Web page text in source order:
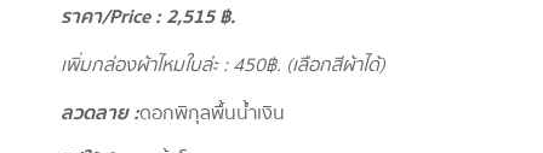
ราคา/Price : 2,515฿.
เพิ่มกล่องผ้าไหมใบล่ะ : 450฿. (เลือกสีผ้าได้)
ลวดลาย :ดอกพิกุลพื้นน้ำเงิน